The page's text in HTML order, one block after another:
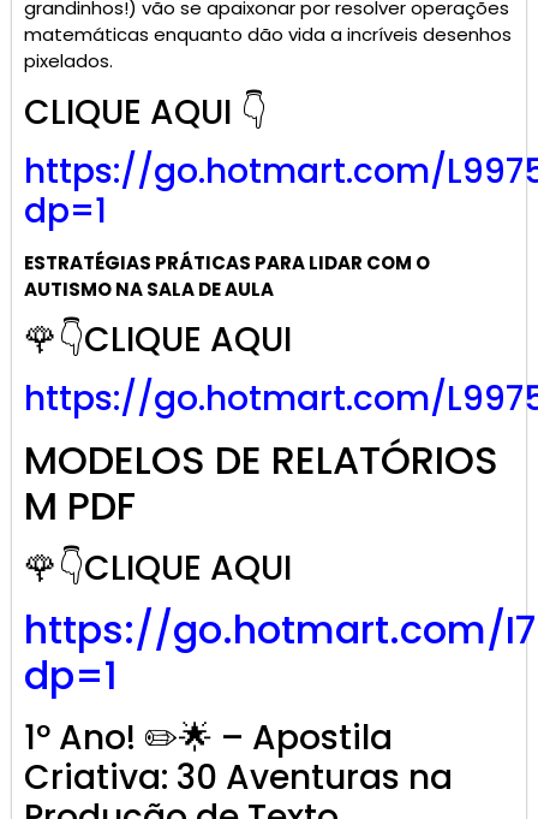
grandinhos!) vão se apaixonar por resolver operações
matemáticas enquanto dão vida a incríveis desenhos
pixelados.
CLIQUE AQUI 👇
https://go.hotmart.com/
dp=1
ESTRATÉGIAS PRÁTICAS PARA LIDAR COM O
AUTISMO NA SALA DE AULA
🌹👇CLIQUE AQUI
https://go.hotmart.com/
MODELOS DE RELATÓRIOS
M PDF
🌹👇CLIQUE AQUI
https://go.hotmart.com/
dp=1
1º Ano! ✏️🌟 – Apostila
Criativa: 30 Aventuras na